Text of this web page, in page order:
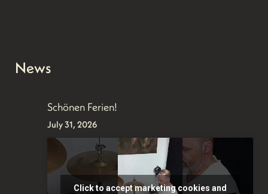
News
Schönen Ferien!
July 31, 2026
Click to accept marketing cookies and